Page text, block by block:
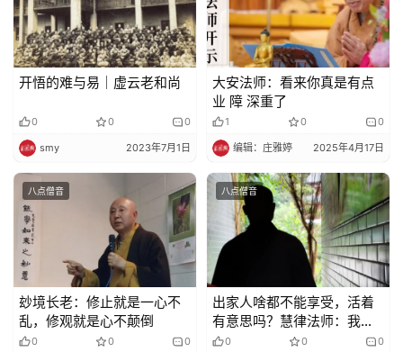
开悟的难与易｜虚云老和尚
0 0 0
smy 2023年7月1日
大安法师：看来你真是有点
业 障 深重了
1 0 0
编辑：庄雅婷 2025年4月17日
八点僧音
玅境长老：修止就是一心不
乱，修观就是心不颠倒
0 0 0
八点僧音
出家人啥都不能享受，活着
有意思吗？慧律法师：我们
的意思才多呢！
0 0 0